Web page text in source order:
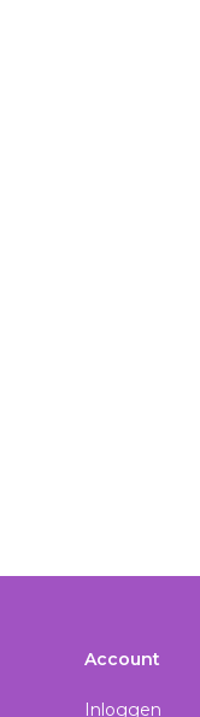
Account
Inloggen